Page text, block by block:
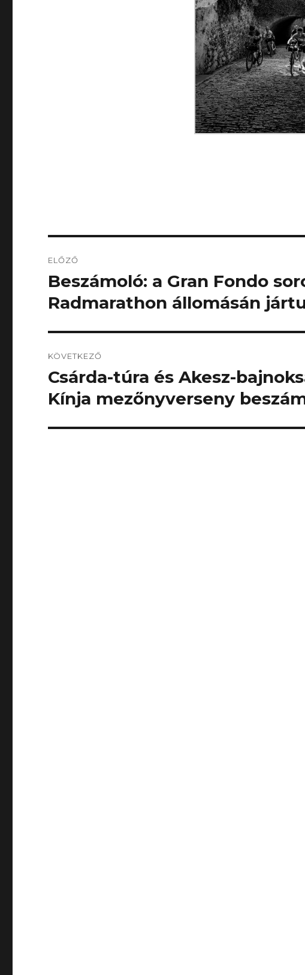
navigáció
ELŐZŐ
Korábbi
bejegyzés:
Beszámoló: a Gran Fondo
Radmarathon állomásán
KÖVETKEZŐ
Következő
bejegyzés:
Csárda-túra és Akesz-
Kínja mezőnyverseny